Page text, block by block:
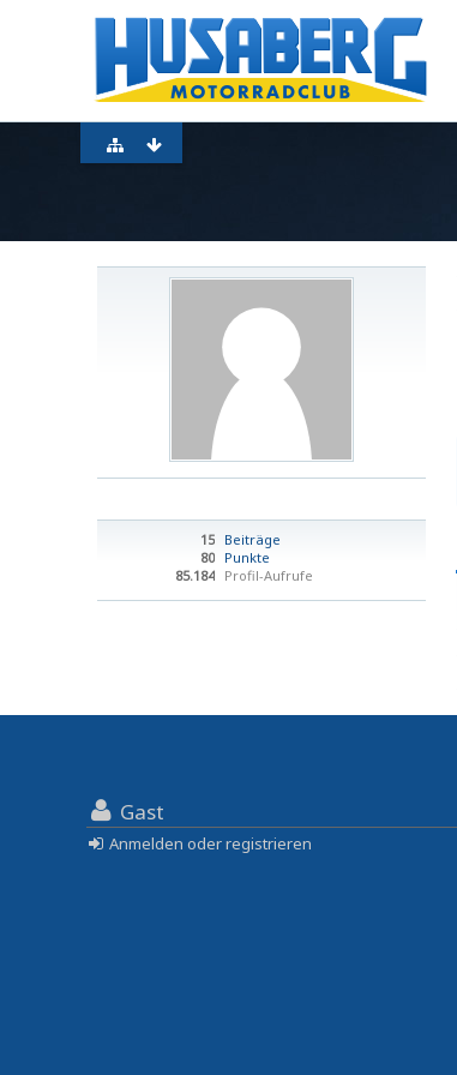
Beiträge
15
Punkte
80
Profil-Aufrufe
85.184
Gast
Anmelden oder registrieren